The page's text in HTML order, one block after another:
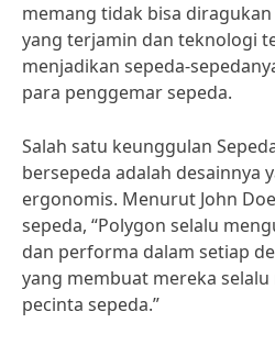
memang tidak bisa
yang terjamin dan teknologi
menjadikan sepeda-
para penggemar sepeda.
Salah satu keunggulan
bersepeda adalah desainnya
ergonomis. Menurut John
sepeda, “Polygon selalu
dan performa dalam setiap
yang membuat mereka
pecinta sepeda.”